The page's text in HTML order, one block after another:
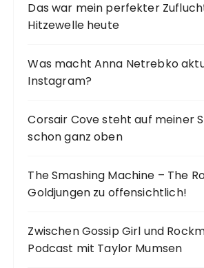
c
h
Das war mein perfekter
Hitzewelle heute
Was macht Anna Netrebko
Instagram?
Corsair Cove steht auf meiner
schon ganz oben
The Smashing Machine – The
Goldjungen zu offensichtlich!
Zwischen Gossip Girl und
Podcast mit Taylor Mumsen